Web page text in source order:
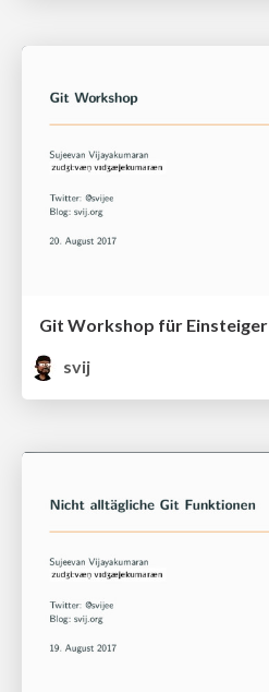
Git Workshop für Einsteiger
svij